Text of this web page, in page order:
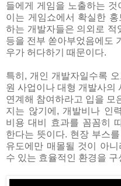
들에게 게임을 노출하는
이는 게임쇼에서 확실한
하는 개발자들은 의외로 적
등을 전부 쏟아부었음에도
우가 허다하기 때문이다.
특히, 개인 개발자일수록
원 사업이나 대형 개발사의
연계해 참여하라고 입을 모
지는 않기에, 개발비나 인
비용 대비 효과를 꼼꼼히
한다는 뜻이다. 현장 부스
유도에만 매몰될 것이 아
수 있는 효율적인 환경을